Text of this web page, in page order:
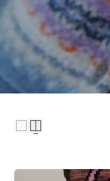
R
Z
A
M
E
L
I